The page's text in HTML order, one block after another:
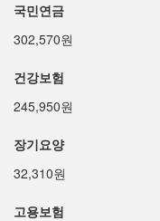
국민연금
302,570원
건강보험
245,950원
장기요양
32,310원
고용보험